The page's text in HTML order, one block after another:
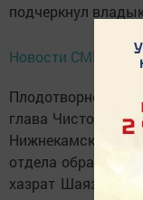
подчеркнул
Новости СМИ2
Плодотворной
глава
Нижнекамского
отдела
хазрат